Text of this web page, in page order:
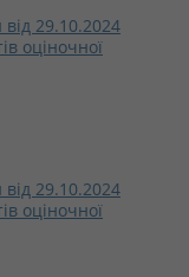
29.10.2024
оціночної
29.10.2024
оціночної